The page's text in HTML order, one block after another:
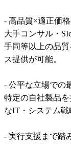
- 高品質×適正価
大手コンサル・
手同等以上の品
ス提供が可能。
- 公平な立場での
特定の自社製品
なIT・システム戦
- 実行支援まで踏